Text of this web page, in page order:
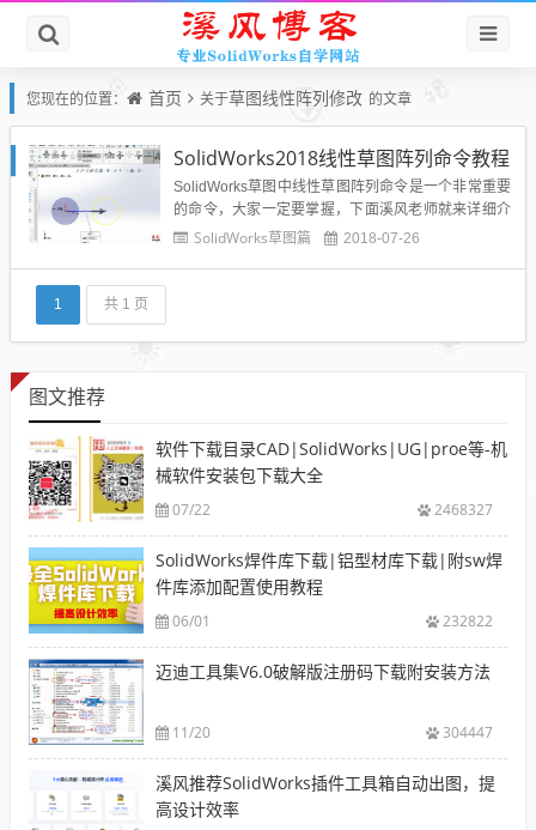
您现在的位置： 首页 关于草图线性阵列修改 的文章
SolidWorks2018线性草图阵列命令教程
SolidWorks草图中线性草图阵列命令是一个非常重要
的命令，大家一定要掌握，下面溪风老师就来详细介
绍一下【线性草图阵列】命令：【线性草图阵列】线
SolidWorks草图篇 2018-07-26
1 共 1 页
图文推荐
软件下载目录CAD|SolidWorks|UG|proe等-机
械软件安装包下载大全
07/22 2468327
SolidWorks焊件库下载|铝型材库下载|附sw焊
件库添加配置使用教程
06/01 232822
迈迪工具集V6.0破解版注册码下载附安装方法
11/20 304447
溪风推荐SolidWorks插件工具箱自动出图，提
高设计效率